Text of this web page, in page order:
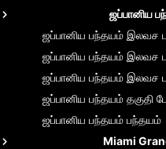
ஜப்பானிய
ஜப்பானிய பந்தயம் இலவச
ஜப்பானிய பந்தயம் இலவச
ஜப்பானிய பந்தயம் இலவச
ஜப்பானிய பந்தயம் தகுதி
ஜப்பானிய பந்தயம் பந்தயம்
Miami